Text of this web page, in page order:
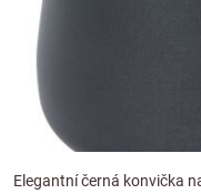
Elegantní černá konvička